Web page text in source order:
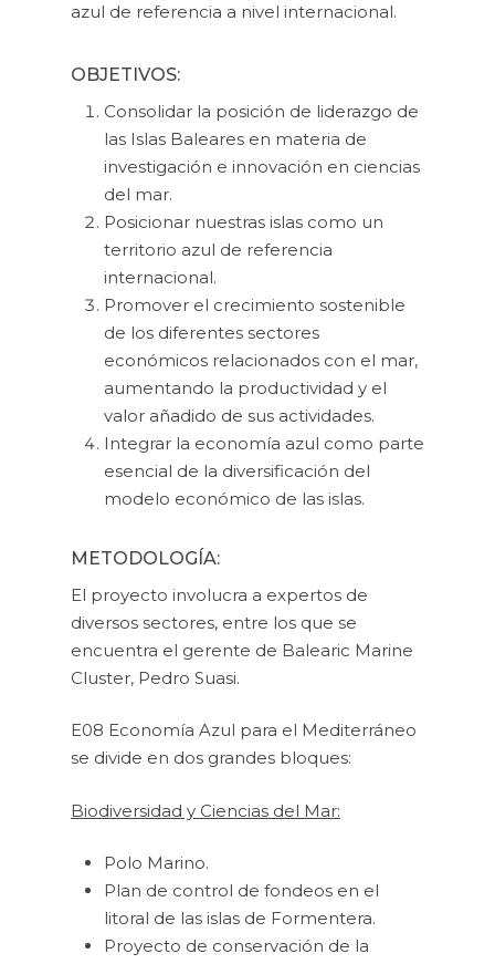
azul de referencia a nivel internacional.
OBJETIVOS:
Consolidar la posición de liderazgo de
las Islas Baleares en materia de
investigación e innovación en ciencias
del mar.
Posicionar nuestras islas como un
territorio azul de referencia
internacional.
Promover el crecimiento sostenible
de los diferentes sectores
económicos relacionados con el mar,
aumentando la productividad y el
valor añadido de sus actividades.
Integrar la economía azul como parte
esencial de la diversificación del
modelo económico de las islas.
METODOLOGÍA:
El proyecto involucra a expertos de
diversos sectores, entre los que se
encuentra el gerente de Balearic Marine
Cluster, Pedro Suasi.
E08 Economía Azul para el Mediterráneo
se divide en dos grandes bloques:
Biodiversidad y Ciencias del Mar:
Polo Marino.
Plan de control de fondeos en el
litoral de las islas de Formentera.
Proyecto de conservación de la